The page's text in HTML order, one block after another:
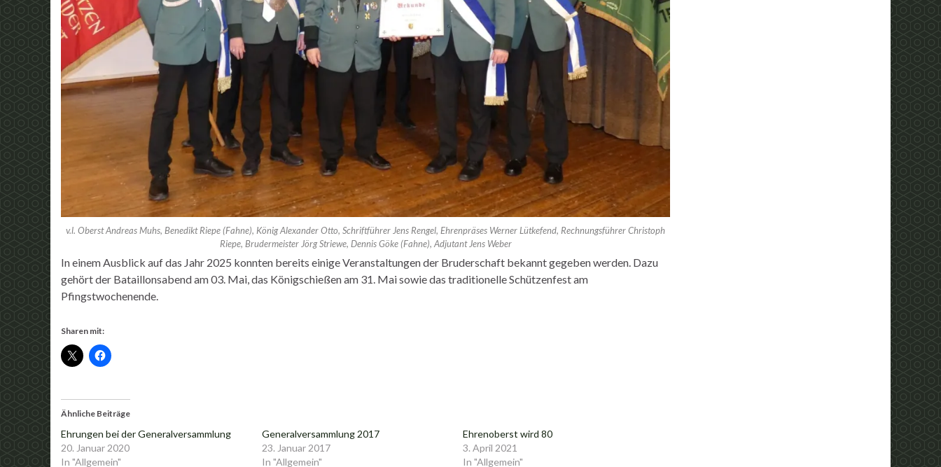
v.l. Oberst Andreas Muhs, Benedikt Riepe (Fahne), König Alexander Otto, Schriftführer Jens Rengel, Ehrenpräses Werner Lütkefend, Rechnungsführer Christoph
Riepe, Brudermeister Jörg Striewe, Dennis Göke (Fahne), Adjutant Jens Weber
In einem Ausblick auf das Jahr 2025 konnten bereits einige Veranstaltungen der Bruderschaft bekannt gegeben werden. Dazu
gehört der Bataillonsabend am 03. Mai, das Königschießen am 31. Mai sowie das traditionelle Schützenfest am
Pfingstwochenende.
Sharen mit:
Ähnliche Beiträge
Ehrungen bei der Generalversammlung
20. Januar 2020
In "Allgemein"
Generalversammlung 2017
23. Januar 2017
In "Allgemein"
Ehrenoberst wird 80
3. April 2021
In "Allgemein"